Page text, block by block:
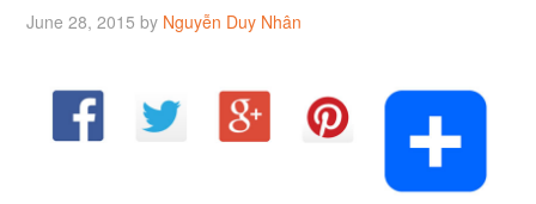
June 28, 2015 by Nguyễn Duy Nhân